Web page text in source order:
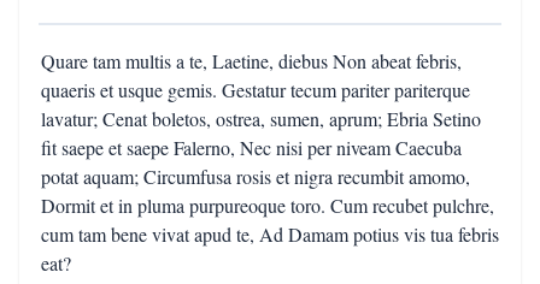
Quare tam multis a te, Laetine, diebus Non abeat febris,
quaeris et usque gemis. Gestatur tecum pariter pariterque
lavatur; Cenat boletos, ostrea, sumen, aprum; Ebria Setino
fit saepe et saepe Falerno, Nec nisi per niveam Caecuba
potat aquam; Circumfusa rosis et nigra recumbit amomo,
Dormit et in pluma purpureoque toro. Cum recubet pulchre,
cum tam bene vivat apud te, Ad Damam potius vis tua febris
eat?